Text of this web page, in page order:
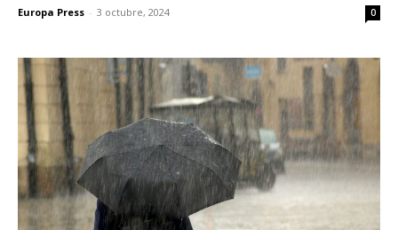
Europa Press - 3 octubre, 2024 0